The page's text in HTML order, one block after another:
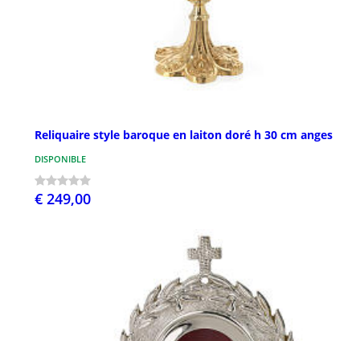
Reliquaire style baroque en laiton doré h 30 cm anges
DISPONIBLE
€ 249,00